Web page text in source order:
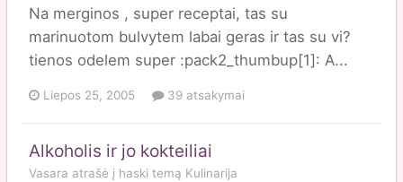
Na merginos , super receptai, tas su
marinuotom bulvytem labai geras ir tas su vi?
tienos odelem super :pack2_thumbup[1]: A...
Liepos 25, 2005 39 atsakymai
Alkoholis ir jo kokteiliai
Vasara atrašė į haski temą Kulinarija